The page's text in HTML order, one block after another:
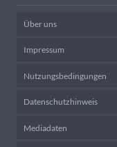
Über uns
Impressum
Nutzungsbedingungen
Datenschutzhinweis
Mediadaten